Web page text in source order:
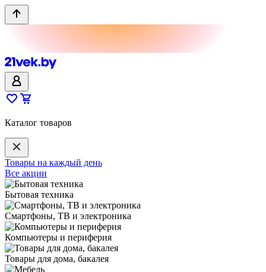
Каталог товаров
Товары на каждый день
Все акции
Бытовая техника
Смартфоны, ТВ и электроника
Компьютеры и периферия
Товары для дома, бакалея